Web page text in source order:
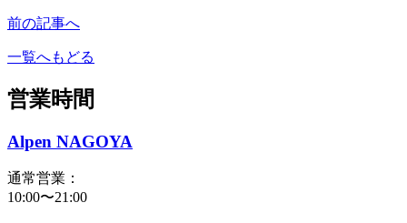
前の記事へ
一覧へもどる
営業時間
Alpen NAGOYA
通常営業：
10:00〜21:00